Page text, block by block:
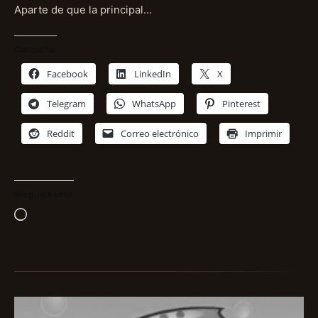
Aparte de que la principal…
Facebook LinkedIn X
Telegram WhatsApp Pinterest
Reddit Correo electrónico Imprimir
Cargando...